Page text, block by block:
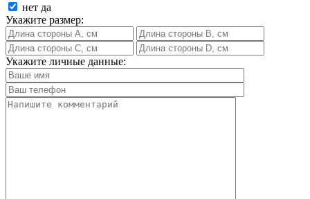
нет да
Укажите размер:
Укажите личные данные: